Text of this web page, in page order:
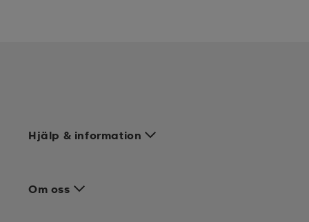
Hjälp & information
Om oss